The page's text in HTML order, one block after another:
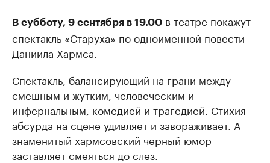
В субботу, 9 сентября в 19.00 в театре покажут
спектакль «Старуха» по одноименной повести
Даниила Хармса.
Спектакль, балансирующий на грани между
смешным и жутким, человеческим и
инфернальным, комедией и трагедией. Стихия
абсурда на сцене удивляет и завораживает. А
знаменитый хармсовский черный юмор
заставляет смеяться до слез.